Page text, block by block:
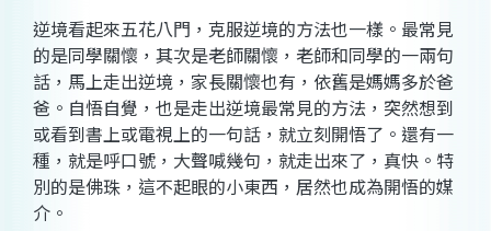
逆境看起來五花八門，克服逆境的方法也一樣。最常見
的是同學關懷，其次是老師關懷，老師和同學的一兩句
話，馬上走出逆境，家長關懷也有，依舊是媽媽多於爸
爸。自悟自覺，也是走出逆境最常見的方法，突然想到
或看到書上或電視上的一句話，就立刻開悟了。還有一
種，就是呼口號，大聲喊幾句，就走出來了，真快。特
別的是佛珠，這不起眼的小東西，居然也成為開悟的媒
介。